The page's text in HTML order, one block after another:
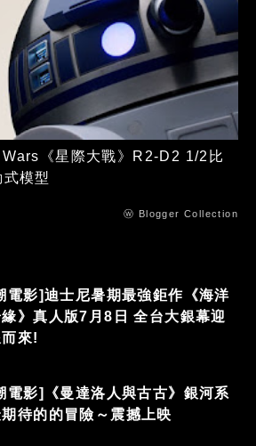
《星際大戰》R2-D2 1/2比
模型
ⓦ Blogger Collection
電影]迪士尼暑期最強鉅作《海洋
》真人版7月8日 全台大銀幕迎
來!
電影]《曼達洛人與古古》銀河系
待的的冒險～震撼上映